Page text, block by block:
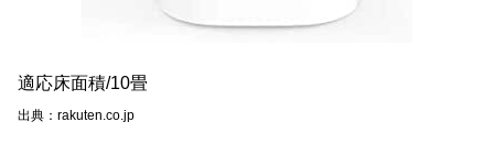
適応床面積/10畳
出典：rakuten.co.jp